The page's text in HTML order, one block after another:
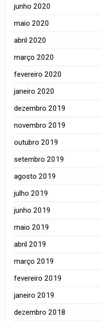
junho 2020
maio 2020
abril 2020
março 2020
fevereiro 2020
janeiro 2020
dezembro 2019
novembro 2019
outubro 2019
setembro 2019
agosto 2019
julho 2019
junho 2019
maio 2019
abril 2019
março 2019
fevereiro 2019
janeiro 2019
dezembro 2018